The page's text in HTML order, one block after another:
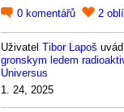
0 komentářů 2
Uživatel Tibor Lapoš
gronskym ledem
Universus
1. 24, 2025